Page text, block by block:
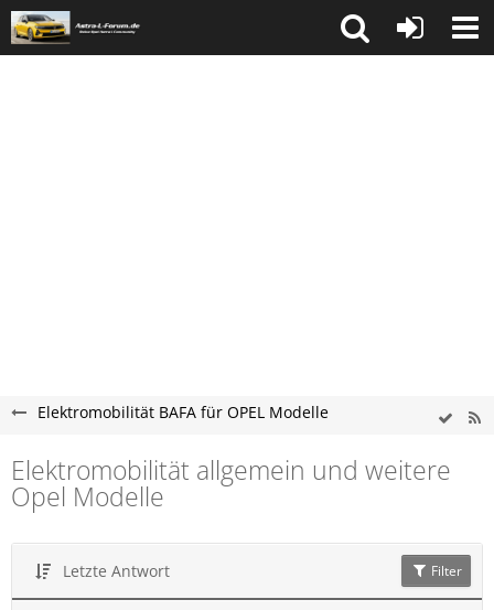
Elektromobilität BAFA für OPEL Modelle
Elektromobilität allgemein und weitere
Opel Modelle
Letzte Antwort Filter